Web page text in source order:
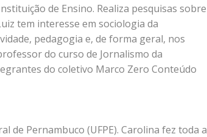
de Ensino. Realiza pesquisas sobre
tem interesse em sociologia da
pedagogia e, de forma geral, nos
do curso de Jornalismo da
do coletivo Marco Zero Conteúdo
de Pernambuco (UFPE). Carolina fez toda a